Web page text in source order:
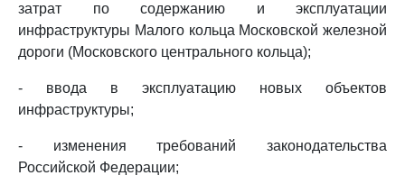
затрат по содержанию и эксплуатации
инфраструктуры Малого кольца Московской железной
дороги (Московского центрального кольца);
- ввода в эксплуатацию новых объектов
инфраструктуры;
- изменения требований законодательства
Российской Федерации;